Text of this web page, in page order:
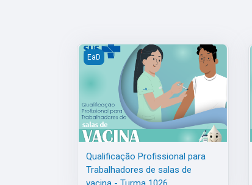
Qualificação Profissional para
EaD
Qualificação Profissional para
Trabalhadores de salas de